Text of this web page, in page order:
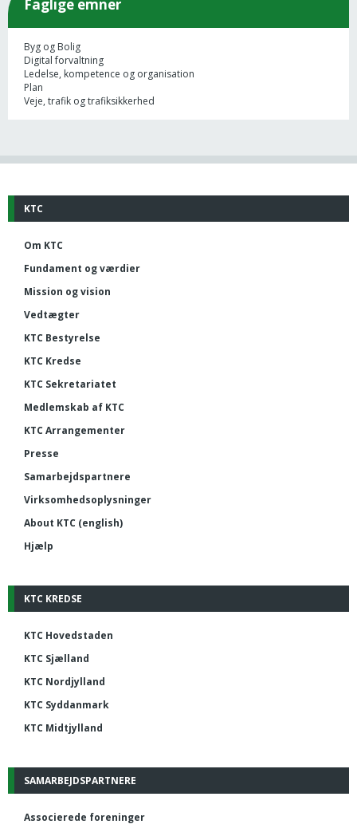
Faglige emner
Byg og Bolig
Digital forvaltning
Ledelse, kompetence og organisation
Plan
Veje, trafik og trafiksikkerhed
KTC
Om KTC
Fundament og værdier
Mission og vision
Vedtægter
KTC Bestyrelse
KTC Kredse
KTC Sekretariatet
Medlemskab af KTC
KTC Arrangementer
Presse
Samarbejdspartnere
Virksomhedsoplysninger
About KTC (english)
Hjælp
KTC KREDSE
KTC Hovedstaden
KTC Sjælland
KTC Nordjylland
KTC Syddanmark
KTC Midtjylland
SAMARBEJDSPARTNERE
Associerede foreninger